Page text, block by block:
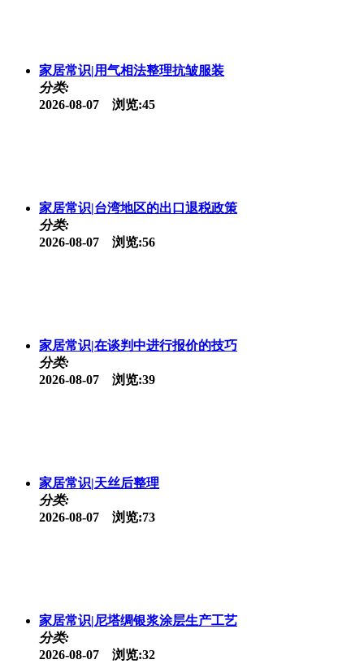
家居常识|用气相法整理抗皱服装
分类:
2026-08-07 浏览:45
家居常识|台湾地区的出口退税政策
分类:
2026-08-07 浏览:56
家居常识|在谈判中进行报价的技巧
分类:
2026-08-07 浏览:39
家居常识|天丝后整理
分类:
2026-08-07 浏览:73
家居常识|尼塔绸银浆涂层生产工艺
分类:
2026-08-07 浏览:32